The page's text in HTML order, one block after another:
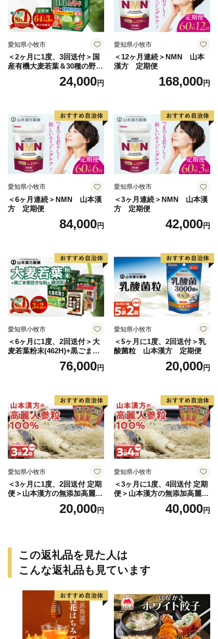
愛知県小牧市
＜2ヶ月に1度、3回送付＞国
産有機大麦若葉＆30種の野
菜 山本漢方 定期便
24,000円
愛知県小牧市
＜12ヶ月連続＞NMN 山本
漢方 定期便
168,000円
愛知県小牧市
＜6ヶ月連続＞NMN 山本漢
方 定期便
84,000円
愛知県小牧市
＜3ヶ月連続＞NMN 山本漢
方 定期便
42,000円
愛知県小牧市
＜6ヶ月に1度、2回送付＞大
麦若葉粉末(462H)+黒ごま黒
豆きな粉+ 糖流茶 山本漢
76,000円
愛知県小牧市
＜5ヶ月に1度、2回送付＞乳
酸菌粒 山本漢方 定期便
20,000円
愛知県小牧市
＜3ヶ月に1度、2回送付 定期
便＞山本漢方の無添加高麗人
20,000円
愛知県小牧市
＜3ヶ月に1度、4回送付 定期
便＞山本漢方の無添加高麗人
40,000円
この返礼品を見た人は
こんな返礼品も見ています